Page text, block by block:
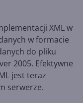
XML w
w formacie
do pliku
2005. Efektywne
jest teraz
serwerze.